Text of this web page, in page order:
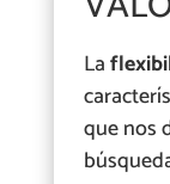
La
que nos